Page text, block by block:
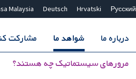
Русский
Hrvatski
Deutsch
Malaysia
درباره ما شواهد ما
مرورهای سیستماتیک چه هستند؟
مشارکت